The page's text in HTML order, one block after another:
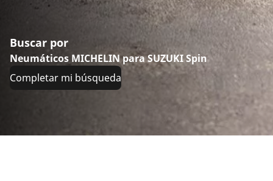
Buscar por
Neumáticos MICHELIN para SUZUKI Spin
Completar mi búsqueda